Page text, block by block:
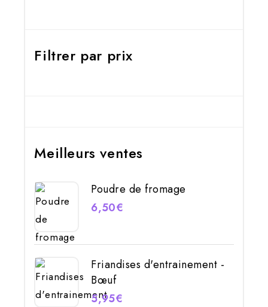
Filtrer par prix
Meilleurs ventes
Poudre de fromage
6,50€
Friandises d'entrainement -
Bœuf
5,95€